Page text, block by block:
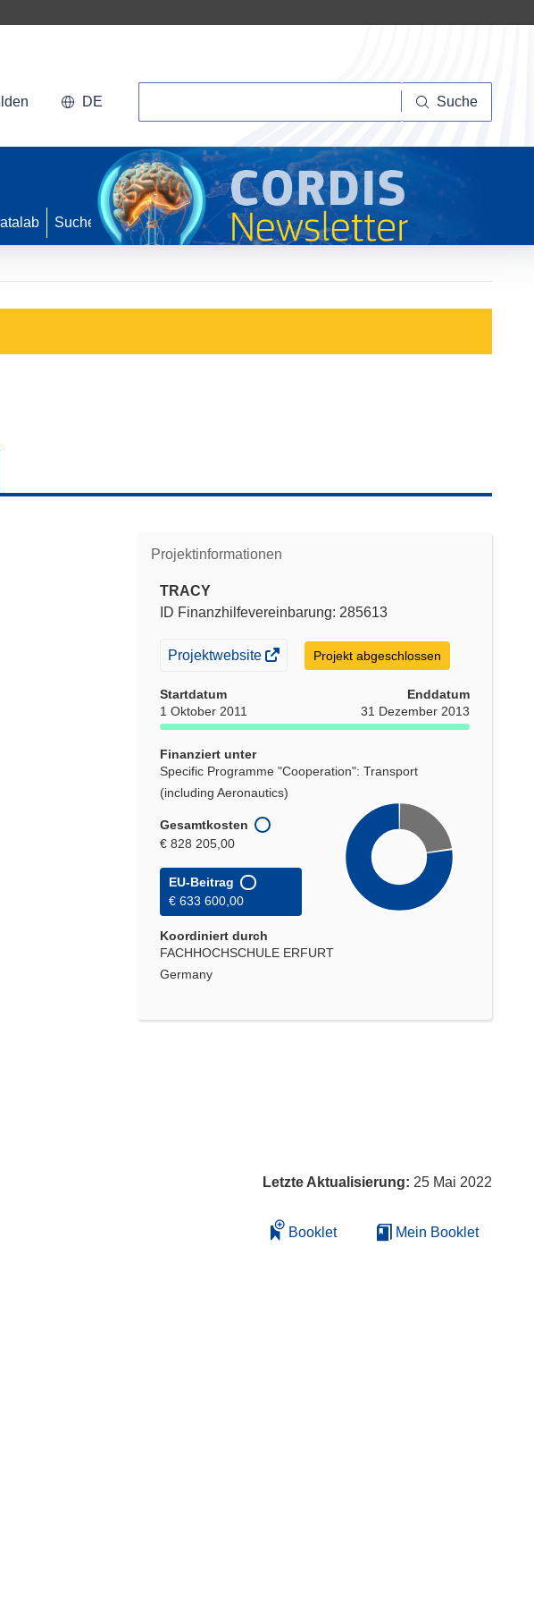
DE Suche
Suche
Projektinformationen
TRACY
ID Finanzhilfevereinbarung: 285613
(öffnet
neuem
Fenster)
Projektwebsite Projekt abgeschlossen
Startdatum
1 Oktober 2011
Enddatum
31 Dezember 2013
Finanziert unter
Specific Programme "Cooperation": Transport
(including Aeronautics)
Gesamtkosten
€ 828 205,00
EU-Beitrag
€ 633 600,00
Koordiniert durch
FACHHOCHSCHULE ERFURT
Germany
Letzte Aktualisierung: 25 Mai 2022
Booklet Mein Booklet